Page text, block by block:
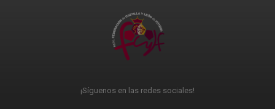
¡Síguenos en las redes sociales!